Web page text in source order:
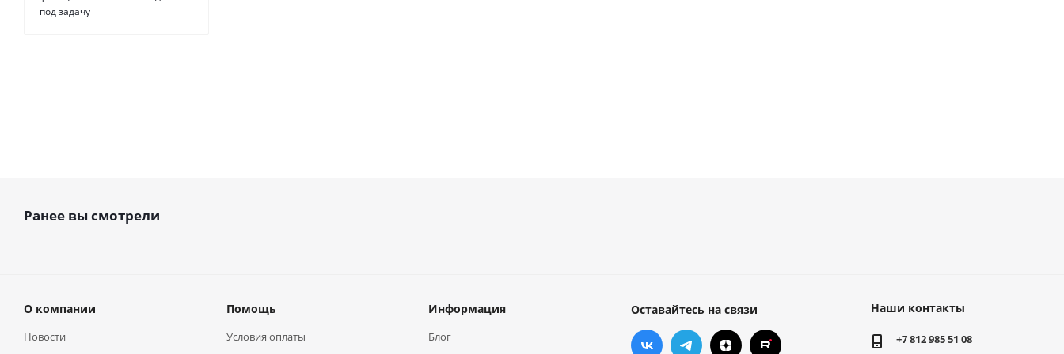
под задачу
Ранее вы смотрели
О компании
Новости
Помощь
Условия оплаты
Информация
Блог
Оставайтесь на связи Наши контакты
+7 812 985 51 08